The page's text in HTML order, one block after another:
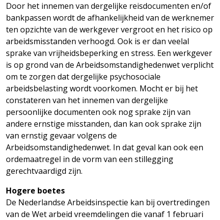
Door het innemen van dergelijke reisdocumenten en/of
bankpassen wordt de afhankelijkheid van de werknemer
ten opzichte van de werkgever vergroot en het risico op
arbeidsmisstanden verhoogd. Ook is er dan veelal
sprake van vrijheidsbeperking en stress. Een werkgever
is op grond van de Arbeidsomstandighedenwet verplicht
om te zorgen dat dergelijke psychosociale
arbeidsbelasting wordt voorkomen. Mocht er bij het
constateren van het innemen van dergelijke
persoonlijke documenten ook nog sprake zijn van
andere ernstige misstanden, dan kan ook sprake zijn
van ernstig gevaar volgens de
Arbeidsomstandighedenwet. In dat geval kan ook een
ordemaatregel in de vorm van een stillegging
gerechtvaardigd zijn.
Hogere boetes
De Nederlandse Arbeidsinspectie kan bij overtredingen
van de Wet arbeid vreemdelingen die vanaf 1 februari